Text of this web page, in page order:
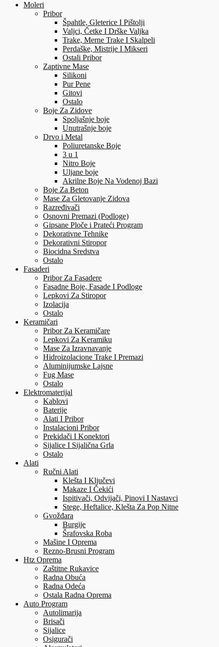
Moleri
Pribor
Špahtle, Gleterice I Pištolji
Valjci, Četke I Drške Valjka
Trake, Merne Trake I Skalpeli
Perdaške, Mistrije I Mikseri
Ostali Pribor
Zaptivne Mase
Silikoni
Pur Pene
Gitovi
Ostalo
Boje Za Zidove
Spoljašnje boje
Unutrašnje boje
Drvo i Metal
Poliuretanske Boje
3 u 1
Nitro Boje
Uljane boje
Akrilne Boje Na Vodenoj Bazi
Boje Za Beton
Mase Za Gletovanje Zidova
Razređivači
Osnovni Premazi (Podloge)
Gipsane Ploče i Prateći Program
Dekorativne Tehnike
Dekorativni Stiropor
Biocidna Sredstva
Ostalo
Fasaderi
Pribor Za Fasadere
Fasadne Boje, Fasade I Podloge
Lepkovi Za Stiropor
Izolacija
Ostalo
Keramičari
Pribor Za Keramičare
Lepkovi Za Keramiku
Mase Za Izravnavanje
Hidroizolacione Trake I Premazi
Aluminijumske Lajsne
Fug Mase
Ostalo
Elektromaterijal
Kablovi
Baterije
Alati I Pribor
Instalacioni Pribor
Prekidači I Konektori
Sijalice I Sijalična Grla
Ostalo
Alati
Ručni Alati
Klešta I Ključevi
Makaze I Čekići
Ispitivači, Odvijači, Pinovi I Nastavci
Stege, Heftalice, Klešta Za Pop Nitne
Gvožđara
Burgije
Šrafovska Roba
Mašine I Oprema
Rezno-Brusni Program
Htz Oprema
Zaštitne Rukavice
Radna Obuća
Radna Odeća
Ostala Radna Oprema
Auto Program
Autolimarija
Brisači
Sijalice
Osigurači